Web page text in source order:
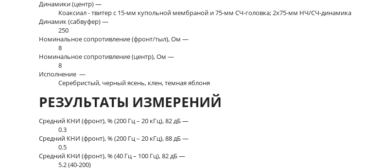
Динамики (центр) —
Коаксиал - твитер с 15-мм купольной мембраной и 75-мм СЧ-головка; 2x75-мм НЧ/СЧ-динамика
Динамик (сабвуфер) —
250
Номинальное сопротивление (фронт/тыл), Ом —
8
Номинальное сопротивление (центр), Ом —
8
Исполнение —
Серебристый, черный ясень, клен, темная яблоня
РЕЗУЛЬТАТЫ ИЗМЕРЕНИЙ
Средний КНИ (фронт), % (200 Гц – 20 кГц), 82 дБ —
0.3
Средний КНИ (фронт), % (200 Гц – 20 кГц), 88 дБ —
0.5
Средний КНИ (фронт), % (40 Гц – 100 Гц), 82 дБ —
5.2 (40-200)